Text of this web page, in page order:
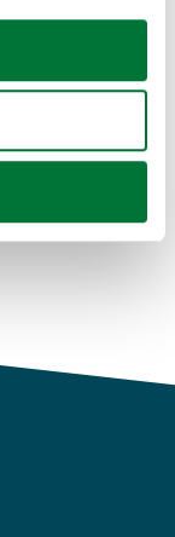
geográfica
activamente
(huellas
procesan sus
web con
y análisis